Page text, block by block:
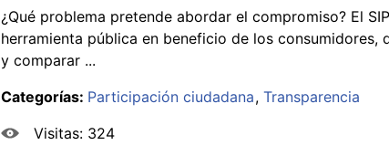
¿Qué problema pretende abordar el compromiso? El
herramienta pública en beneficio de los consumidores,
y comparar ...
Categorías: Participación ciudadana Transparencia
Visitas: 324